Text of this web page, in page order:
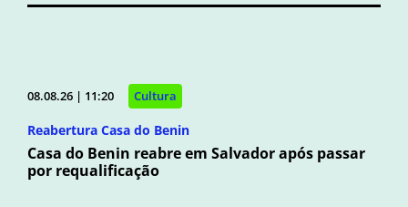
08.08.26 | 11:20 Cultura
Reabertura Casa do Benin
Casa do Benin reabre em Salvador após passar
por requalificação